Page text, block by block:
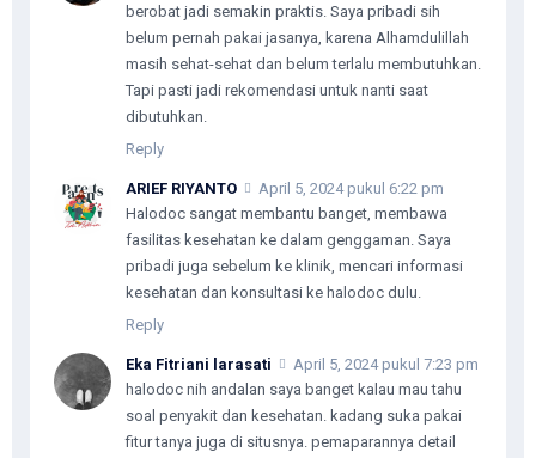
berobat jadi semakin praktis. Saya pribadi sih
belum pernah pakai jasanya, karena Alhamdulillah
masih sehat-sehat dan belum terlalu membutuhkan.
Tapi pasti jadi rekomendasi untuk nanti saat
dibutuhkan.
Reply
ARIEF RIYANTO
April 5, 2024 pukul 6:22 pm
Halodoc sangat membantu banget, membawa
fasilitas kesehatan ke dalam genggaman. Saya
pribadi juga sebelum ke klinik, mencari informasi
kesehatan dan konsultasi ke halodoc dulu.
Reply
Eka Fitriani larasati
April 5, 2024 pukul 7:23 pm
halodoc nih andalan saya banget kalau mau tahu
soal penyakit dan kesehatan. kadang suka pakai
fitur tanya juga di situsnya. pemaparannya detail